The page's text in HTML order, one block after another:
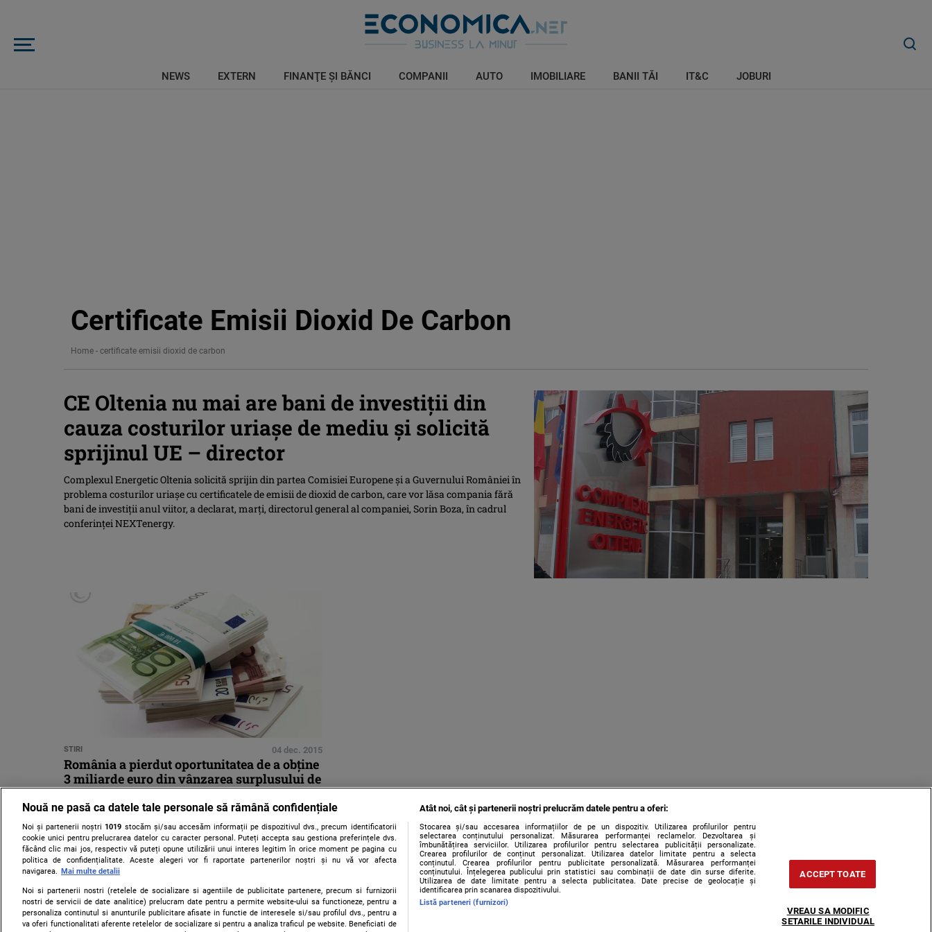
NEWS EXTERN FINANŢE ŞI BĂNCI COMPANII AUTO IMOBILIARE BANII TĂI IT&C JOBURI
Certificate Emisii Dioxid De Carbon
Home - certificate emisii dioxid de carbon
CE Oltenia nu mai are bani de investiţii din
cauza costurilor uriaşe de mediu şi solicită
sprijinul UE – director
Complexul Energetic Oltenia solicită sprijin din partea Comisiei Europene şi a Guvernului României în
problema costurilor uriaşe cu certificatele de emisii de dioxid de carbon, care vor lăsa compania fără
bani de investiţii anul viitor, a declarat, marţi, directorul general al companiei, Sorin Boza, în cadrul
conferinţei NEXTenergy.
STIRI 04 dec. 2015
România a pierdut oportunitatea de a obţine
3 miliarde euro din vânzarea surplusului de
certificate de emisii
Nouă ne pasă ca datele tale personale să rămână confidențiale
Noi și partenerii noștri1019 stocăm și/sau accesăm informații pe dispozitivul dvs., precum identificatorii
cookie unici pentru prelucrarea datelor cu caracter personal. Puteți accepta sau gestiona preferințele dvs.
făcând clic mai jos, respectiv vă puteți opune utilizării unui interes legitim în orice moment pe pagina cu
politica de confidențialitate. Aceste alegeri vor fi raportate partenerilor noștri și nu vă vor afecta
navigarea.
Mai multe detalii
Noi si partenerii nostri (retelele de socializare si agentiile de publicitate partenere, precum si furnizorii
nostri de servicii de date analitice) prelucram date pentru a permite website-ului sa functioneze, pentru a
personaliza continutul si anunturile publicitare afisate in functie de interesele si/sau profilul dvs., pentru a
va oferi functionalitati aferente retelelor de socializare si pentru a analiza traficul pe website. Beneficiati de
Atât noi, cât și partenerii noștri prelucrăm datele pentru a oferi:
Stocarea și/sau accesarea informațiilor de pe un dispozitiv. Utilizarea profilurilor pentru
selectarea conținutului personalizat. Măsurarea performanței reclamelor. Dezvoltarea și
îmbunătățirea serviciilor. Utilizarea profilurilor pentru selectarea publicității personalizate.
Crearea profilurilor de conținut personalizat. Utilizarea datelor limitate pentru a selecta
conținutul. Crearea profilurilor pentru publicitate personalizată. Măsurarea performanței
conținutului. Înțelegerea publicului prin statistici sau combinații de date din surse diferite.
Utilizarea de date limitate pentru a selecta publicitatea. Date precise de geolocație și
identificarea prin scanarea dispozitivului.
Listă parteneri (furnizori)
ACCEPT TOATE
VREAU SA MODIFIC
SETARILE INDIVIDUAL